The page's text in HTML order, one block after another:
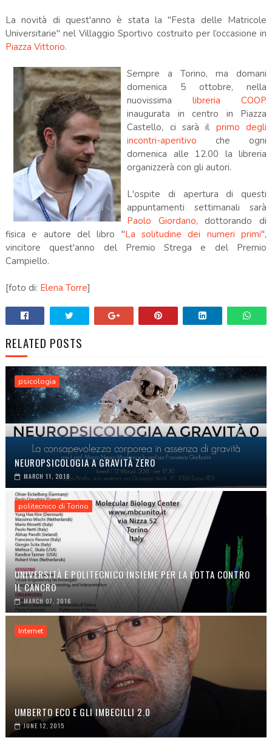
La novità di quest'anno è stata la "Festa delle Matricole
Universitarie" nel Villaggio Sportivo costruito per l’occasione in
Piazza Vittorio.
Sempre a Torino, ma domani
domenica 5 ottobre, nella
nuovissimalibreria COOP
inaugurata in centro in Piazza
Castello, ci sarà il primo degli
incontri-aperitivo che ogni
domenica alle 12.00 la libreria
organizzerà con gli autori.
L'ospite di apertura di questi
appuntamenti settimanali sarà
Paolo Giordano, dottorando di
fisica e autore del libro "La solitudine dei numeri primi",
vincitore quest'anno del Premio Strega e del Premio
Campiello.
[foto di: Elena Torre]
RELATED POSTS
psicologia
NEUROPSICOLOGIA A GRAVITÀ ZERO
MARCH 11, 2018
politecnico di Torino
UNIVERSITÀ E POLITECNICO INSIEME PER LA LOTTA CONTRO
IL CANCRO
MARCH 07, 2016
Internet
UMBERTO ECO E GLI IMBECILLI 2.0
JUNE 12, 2015